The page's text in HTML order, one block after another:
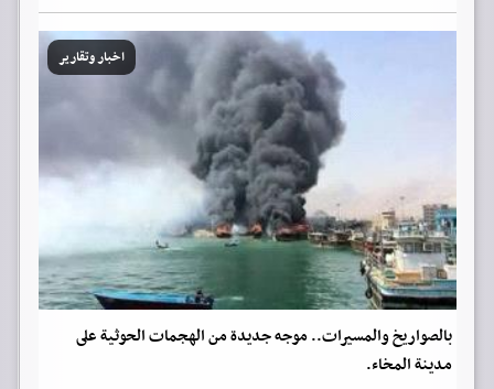
اخبار وتقارير
بالصواريخ والمسيرات.. موجه جديدة من الهجمات الحوثية على
مدينة المخاء.